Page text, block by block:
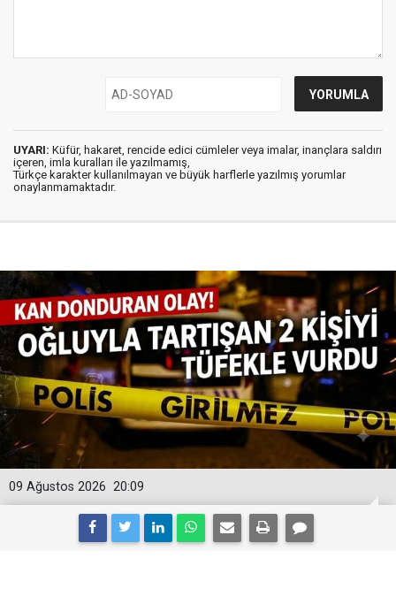
UYARI: Küfür, hakaret, rencide edici cümleler veya imalar, inançlara saldırı
içeren, imla kuralları ile yazılmamış,
Türkçe karakter kullanılmayan ve büyük harflerle yazılmış yorumlar
onaylanmamaktadır.
20:09
09 Ağustos 2026